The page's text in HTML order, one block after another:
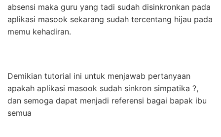
absensi maka guru yang tadi sudah disinkronkan pada
aplikasi masook sekarang sudah tercentang hijau pada
memu kehadiran.
Demikian tutorial ini untuk menjawab pertanyaan
apakah aplikasi masook sudah sinkron simpatika ?,
dan semoga dapat menjadi referensi bagai bapak ibu
semua